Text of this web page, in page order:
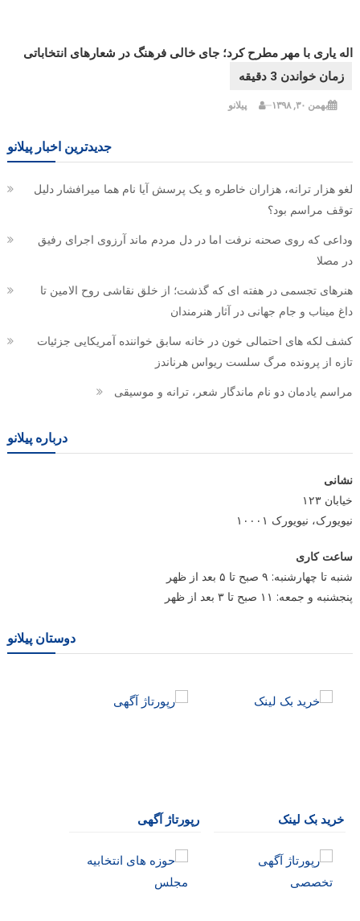
اله یاری با مهر مطرح کرد؛ جای خالی فرهنگ در شعارهای انتخاباتی
بهمن ۳۰, ۱۳۹۸ پیلانو
جدیدترین اخبار پیلانو
لغو هزار ترانه، هزاران خاطره و یک پرسش آیا نام هما میرافشار دلیل
توقف مراسم بود؟
وداعی که روی صحنه نرفت اما در دل مردم ماند آرزوی اجرای رفیق
در مصلا
هنرهای تجسمی در هفته ای که گذشت؛ از خلق نقاشی روح الامین تا
داغ میناب و جام جهانی در آثار هنرمندان
کشف لکه های احتمالی خون در خانه سابق خواننده آمریکایی جزئیات
تازه از پرونده مرگ سلست ریواس هرناندز
مراسم یادمان دو نام ماندگار شعر، ترانه و موسیقی
درباره پیلانو
نشانی
خیابان ۱۲۳
نیویورک، نیویورک ۱۰۰۰۱
ساعت کاری
شنبه تا چهارشنبه: ۹ صبح تا ۵ بعد از ظهر
پنجشنبه و جمعه: ۱۱ صبح تا ۳ بعد از ظهر
دوستان پیلانو
خرید بک لینک رپورتاژ آگهی